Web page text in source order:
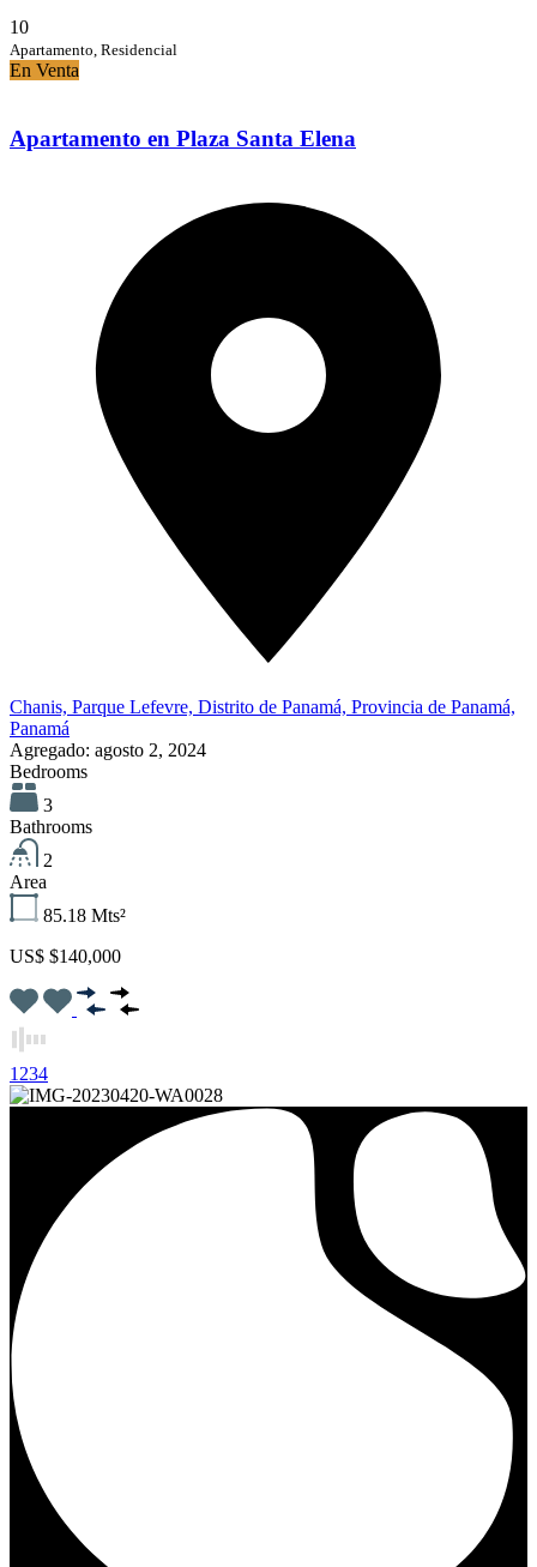
10
Apartamento, Residencial
En Venta
Apartamento en Plaza Santa Elena
Chanis, Parque Lefevre, Distrito de Panamá, Provincia de Panamá,
Panamá
Agregado: agosto 2, 2024
Bedrooms
3
Bathrooms
2
Area
85.18 Mts²
US$ $140,000
1 234